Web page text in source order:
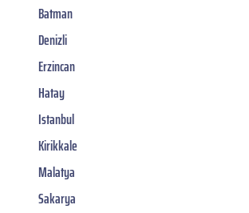
Batman
Denizli
Erzincan
Hatay
Istanbul
Kirikkale
Malatya
Sakarya